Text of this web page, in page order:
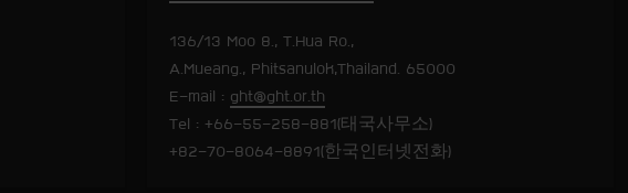
136/13 Moo 8., T.Hua Ro.,
A.Mueang., Phitsanulok,Thailand. 65000
E-mail : ght@ght.or.th
Tel : +66-55-258-881(태국사무소)
+82-70-8064-8891(한국인터넷전화)